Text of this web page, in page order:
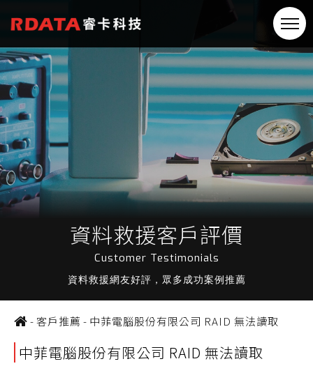
資料救援客戶評價
Customer Testimonials
資料救援網友好評，眾多成功案例推薦
-客戶推薦 - 中菲電腦股份有限公司 RAID 無法讀取
中菲電腦股份有限公司 RAID 無法讀取